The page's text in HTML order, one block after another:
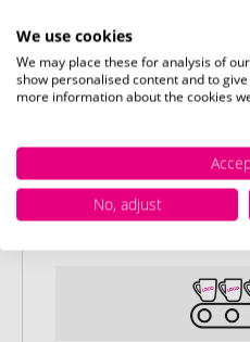
Upload Ihres Logos
Laden Sie auf unserer
Bestellabschlussseite
Bestellung ab. Falls
passende Datei zur
können Sie diese
We use cookies
We may place these for analysis of
show personalised content and to
more information about the cookies
No, adjust